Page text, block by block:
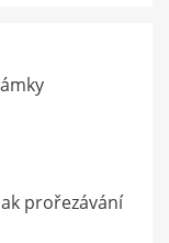
prořezávání